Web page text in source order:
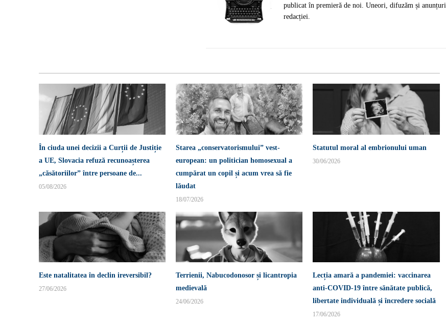
publicat în premieră de noi. Uneori, difuzăm și
redacției.
În ciuda unei decizii a Curții de Justiție
a UE, Slovacia refuză recunoașterea
„căsătoriilor” între persoane de...
05/08/2026
Starea „conservatorismului” vest-
european: un politician homosexual a
cumpărat un copil și acum vrea să fie
lăudat
18/07/2026
Statutul moral al embrionului uman
30/06/2026
Este natalitatea în declin ireversibil?
27/06/2026
Terrienii, Nabucodonosor și licantropia
medievală
24/06/2026
Lecția amară a pandemiei: vaccinarea
anti-COVID-19 între sănătate publică,
libertate individuală și încredere socială
17/06/2026